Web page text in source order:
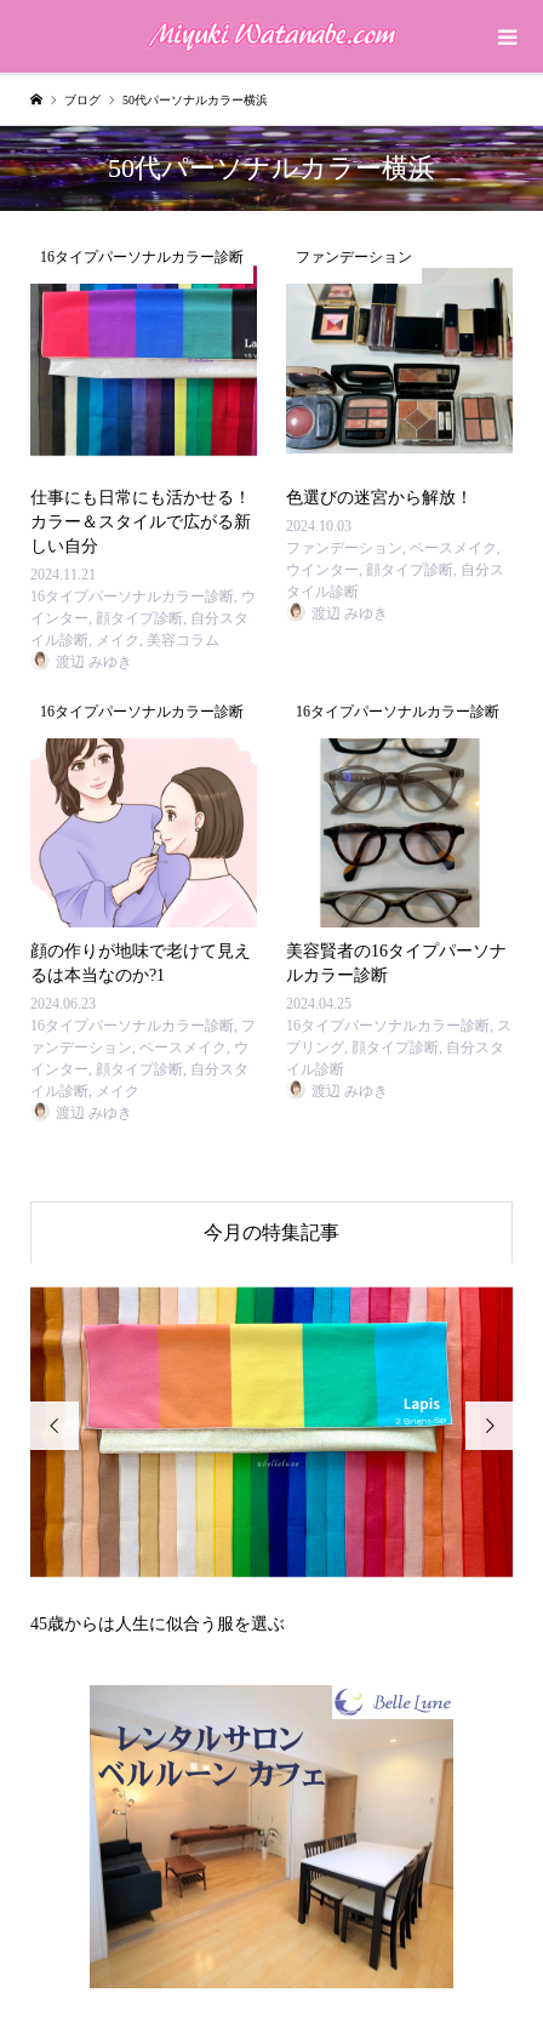
ブログ 50代パーソナルカラー横浜
50代パーソナルカラー横浜
16タイプパーソナルカラー診断
仕事にも日常にも活かせる！
カラー＆スタイルで広がる新
しい自分
2024.11.21
16タイプパーソナルカラー診断, ウ
インター 顔タイプ診断, 自分スタ
イル診断, メイク
美容コラム
渡辺 みゆき
ファンデーション
色選びの迷宮から解放！
2024.10.03
ファンデーション ,ベースメイク
ウインター 顔タイプ診断 自分ス
タイル診断
渡辺 みゆき
16タイプパーソナルカラー診断
顔の作りが地味で老けて見え
るは本当なのか?1
2024.06.23
16タイプパーソナルカラー診断, フ
ァンデーション, ベースメイク , ウ
インター, 顔タイプ診断, 自分スタ
イル診断, メイク
渡辺 みゆき
16タイプパーソナルカラー診断
美容賢者の16タイプパーソナ
ルカラー診断
2024.04.25
16タイプパーソナルカラー診断, ス
プリング, 顔タイプ診断, 自分スタ
イル診断
渡辺 みゆき
今月の特集記事

その立場で信頼される見た目にするには？〜予
